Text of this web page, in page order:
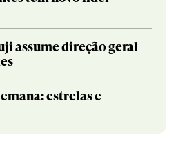
assume direção geral
estrelas e